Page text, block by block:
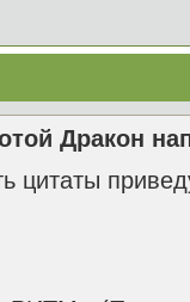
Дракон
цитаты